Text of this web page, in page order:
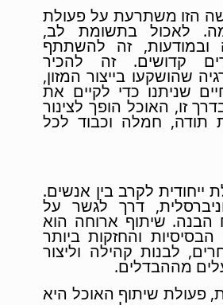
הזו משתרעת על פעולת
לאכול בתשומת לב,
ובמודעות, זה להשתתף
קדושים. זה להכיר
שהושקעו בייצור המזון,
שניתנו כדי לקיים את
זו, האוכל הופך לצינור
תודה, חמלה וכבוד לכל
ייחודית לקרב בין אנשים.
דרך לגשר על
הבנה. שיתוף ארוחה הוא
והחזקות ביותר
לבנות קהילה וליצור
מההבדלים.
פעולת שיתוף האוכל היא